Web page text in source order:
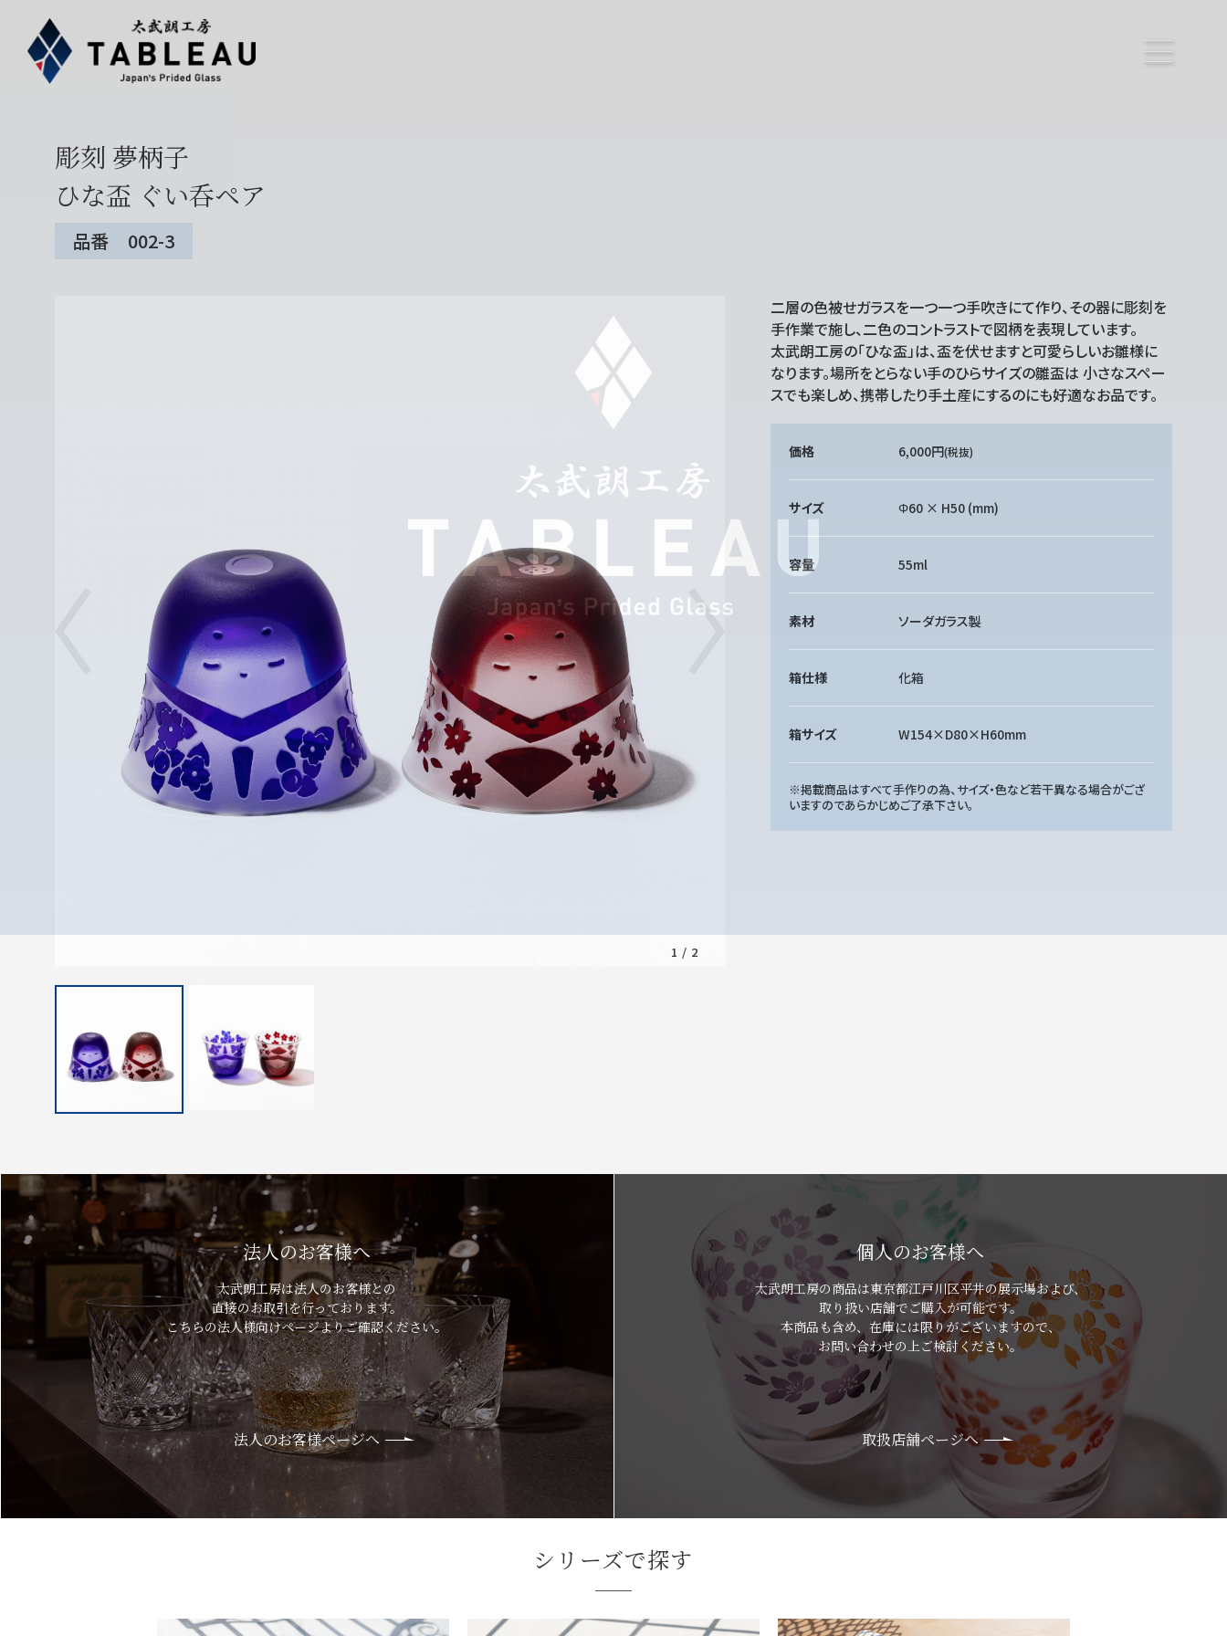
彫刻 夢柄子
ひな盃 ぐい呑ペア
品番 002-3
1 / 2
二層の色被せガラスを一つ一つ手吹きにて作り、その器に彫刻を
手作業で施し、二色のコントラストで図柄を表現しています。
太武朗工房の「ひな盃」は、盃を伏せますと可愛らしいお雛様に
なります。場所をとらない手のひらサイズの雛盃は 小さなスペー
スでも楽しめ、携帯したり手土産にするのにも好適なお品です。
価格 6,000円(税抜)
サイズ Φ60 × H50 (mm)
容量 55ml
素材 ソーダガラス製
箱仕様 化箱
箱サイズ W154×D80×H60mm
※掲載商品はすべて手作りの為、サイズ・色など若干異なる場合がござ
いますのであらかじめご了承下さい。
法人のお客様へ
太武朗工房は法人のお客様との
直接のお取引を行っております。
こちらの法人様向けページよりご確認ください。
法人のお客様ページへ
個人のお客様へ
太武朗工房の商品は東京都江戸川区平井の展示場および、
取り扱い店舗でご購入が可能です。
本商品も含め、在庫には限りがございますので、
お問い合わせの上ご検討ください。
取扱店舗ページへ
シリーズで探す